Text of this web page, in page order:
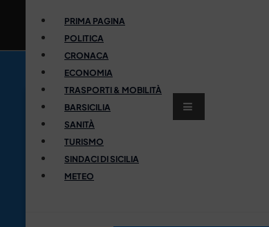
PRIMA PAGINA
POLITICA
CRONACA
ECONOMIA
TRASPORTI & MOBILITÀ
BARSICILIA
SANITÀ
TURISMO
SINDACI DI SICILIA
METEO